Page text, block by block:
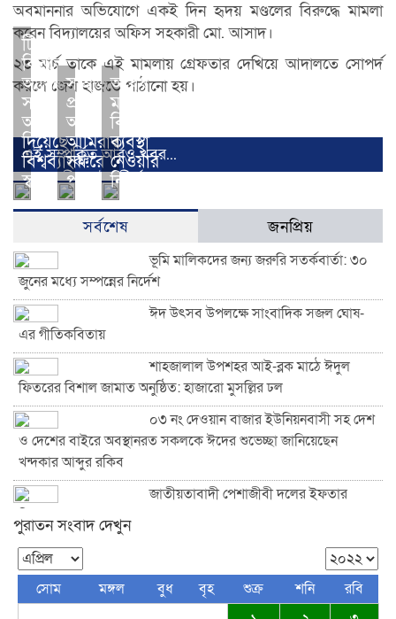
অবমাননার অভিযোগে একই দিন হৃদয় মণ্ডলের বিরুদ্ধে মামলা
করেন বিদ্যালয়ের অফিস সহকারী মো. আসাদ।
২৩ মার্চ তাকে এই মামলায় গ্রেফতার দেখিয়ে আদালতে সোপর্দ
করলে জেল হাজতে পাঠানো হয়।
এই সম্পর্কিত আরও খবর...
টিকা
কিনতে
আর্থিক
সহায়তার
আশ্বাস
দিয়েছে
বিশ্বব্যাংক:
স্বাস্থ্যমন্ত্রী
সংহতি
প্রকাশে
আরব
আমিরাত
সফরে
পররাষ্ট্রমন্ত্রী
অবৈধ
মজুতদারদের
বিরুদ্ধে
ব্যবস্থা
নেওয়ার
নির্দেশ
সর্বশেষ জনপ্রিয়
ভূমি মালিকদের জন্য জরুরি সতর্কবার্তা: ৩০
জুনের মধ্যে সম্পন্নের নির্দেশ
ঈদ উৎসব উপলক্ষে সাংবাদিক সজল ঘোষ-
এর গীতিকবিতায়
শাহজালাল উপশহর আই-ব্লক মাঠে ঈদুল
ফিতরের বিশাল জামাত অনুষ্ঠিত: হাজারো মুসল্লির ঢল
০৩ নং দেওয়ান বাজার ইউনিয়নবাসী সহ দেশ
ও দেশের বাইরে অবস্থানরত সকলকে ঈদের শুভেচ্ছা জানিয়েছেন
খন্দকার আব্দুর রকিব
জাতীয়তাবাদী পেশাজীবী দলের ইফতার
বিতরণ
দেওয়ান বাজারবাসীকে ঈদের শুভেচ্ছা
জানালেন সৈয়দ তালিমুল ইসলাম জুনু
পুরাতন সংবাদ দেখুন
সোম মঙ্গল বুধ বৃহ শুক্র শনি
রবি